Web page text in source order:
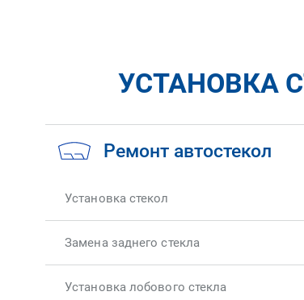
УСТАНОВКА
Ремонт автостекол
Установка стекол
Замена заднего стекла
Установка лобового стекла